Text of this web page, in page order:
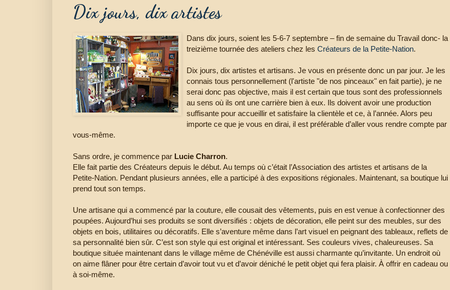
Dix jours, dix artistes
Dans dix jours, soient les 5-6-7 septembre – fin de semaine du Travail donc- la
treizième tournée des ateliers chez les Créateurs de la Petite-Nation.
Dix jours, dix artistes et artisans. Je vous en présente donc un par jour. Je les
connais tous personnellement (l'artiste "de nos pinceaux" en fait partie), je ne
serai donc pas objective, mais il est certain que tous sont des professionnels
au sens où ils ont une carrière bien à eux. Ils doivent avoir une production
suffisante pour accueillir et satisfaire la clientèle et ce, à l’année. Alors peu
importe ce que je vous en dirai, il est préférable d’aller vous rendre compte par
vous-même.
Sans ordre, je commence par Lucie Charron.
Elle fait partie des Créateurs depuis le début. Au temps où c’était l’Association des artistes et artisans de la
Petite-Nation. Pendant plusieurs années, elle a participé à des expositions régionales. Maintenant, sa boutique lui
prend tout son temps.
Une artisane qui a commencé par la couture, elle cousait des vêtements, puis en est venue à confectionner des
poupées. Aujourd’hui ses produits se sont diversifiés : objets de décoration, elle peint sur des meubles, sur des
objets en bois, utilitaires ou décoratifs. Elle s’aventure même dans l’art visuel en peignant des tableaux, reflets de
sa personnalité bien sûr. C’est son style qui est original et intéressant. Ses couleurs vives, chaleureuses. Sa
boutique située maintenant dans le village même de Chénéville est aussi charmante qu’invitante. Un endroit où
on aime flâner pour être certain d’avoir tout vu et d’avoir déniché le petit objet qui fera plaisir. À offrir en cadeau ou
à soi-même.